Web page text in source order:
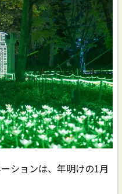
ションは、年明けの1月